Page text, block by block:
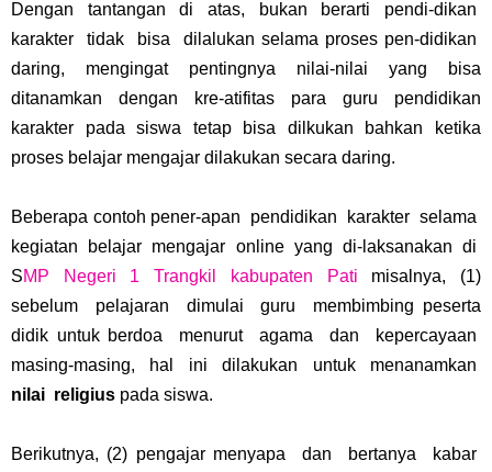
Dengan tantangan di atas, bukan berarti pendi-dikan
karakter tidak bisa dilalukan selama proses pen-didikan
daring, mengingat pentingnya nilai-nilai yang bisa
ditanamkan dengan kre-atifitas para guru pendidikan
karakter pada siswa tetap bisa dilkukan bahkan ketika
proses belajar mengajar dilakukan secara daring.
Beberapa contoh pener-apan pendidikan karakter selama
kegiatan belajar mengajar online yang di-laksanakan di
SMP Negeri 1 Trangkil kabupaten Pati misalnya, (1)
sebelum pelajaran dimulai guru membimbing peserta
didik untuk berdoa menurut agama dan kepercayaan
masing-masing, hal ini dilakukan untuk menanamkan
nilai religius pada siswa.
Berikutnya, (2) pengajar menyapa dan bertanya kabar